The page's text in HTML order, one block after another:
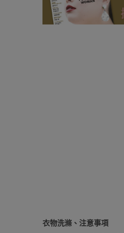
衣物洗滌、注意事項